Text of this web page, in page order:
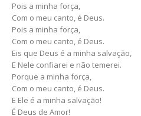
Pois a minha força,
Com o meu canto, é Deus.
Pois a minha força,
Com o meu canto, é Deus.
Eis que Deus é a minha salvação,
E Nele confiarei e não temerei.
Porque a minha força,
Com o meu canto, é Deus.
E Ele é a minha salvação!
É Deus de Amor!